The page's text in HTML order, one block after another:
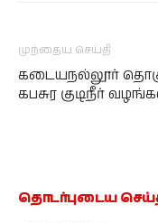
முந்தைய செய்தி
கடையநல்லூர்
கபசுர குடிநீர்
தொடர்புடைய